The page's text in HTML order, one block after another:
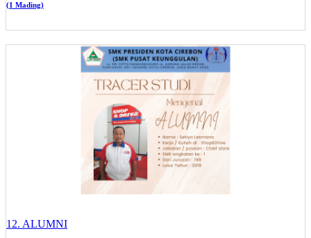
(1 Mading)
12. ALUMNI